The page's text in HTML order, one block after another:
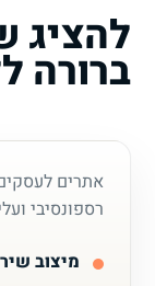
להציג
ברורה
רספונסיבי
מיצוב